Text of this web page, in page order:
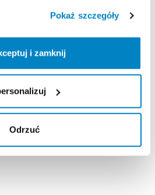
Pokaż szczegóły
i zamknij
Odrzuć
20:30